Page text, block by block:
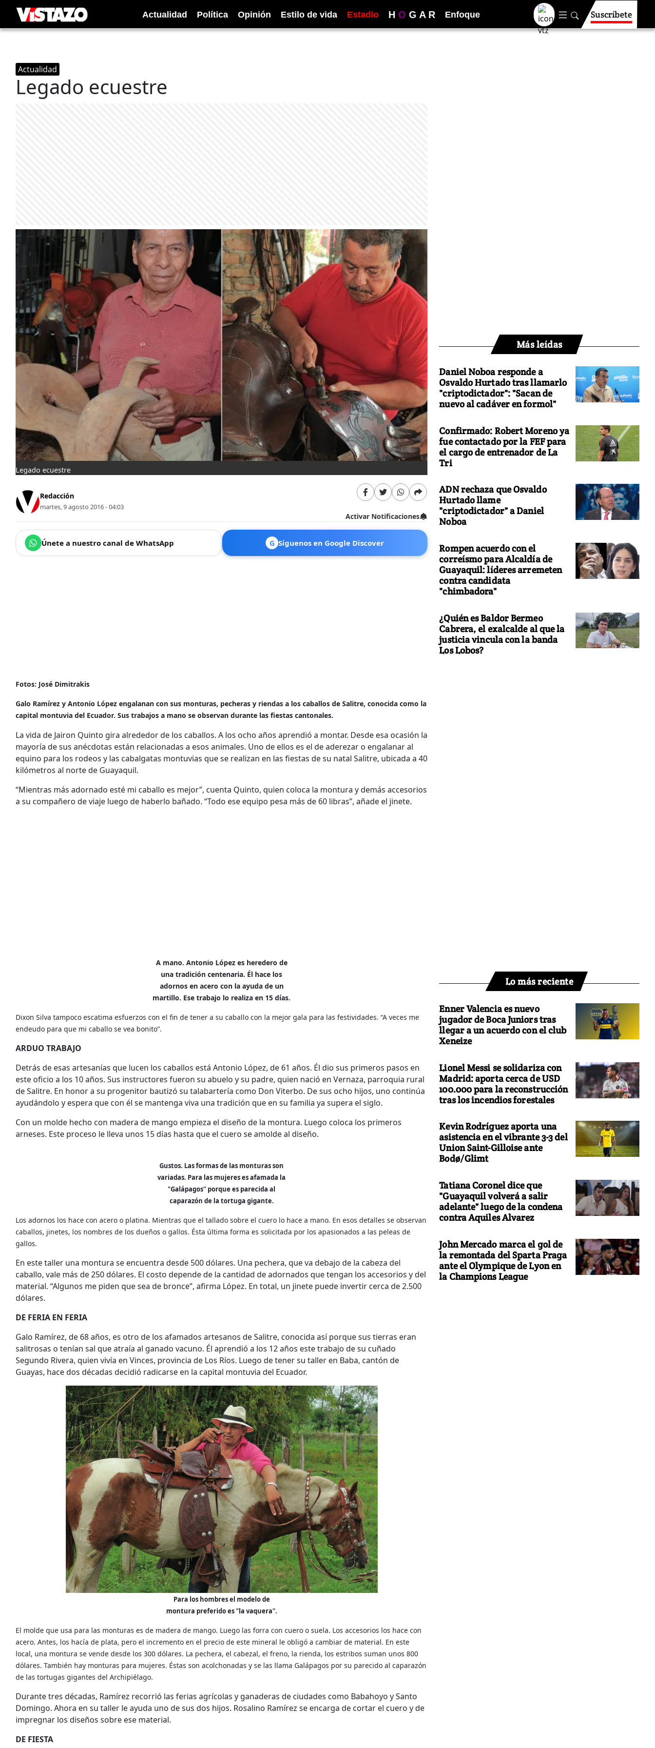
Actualidad Política Opinión Estilo de vida Estadio H O G A R Enfoque Suscríbete
Actualidad
Legado ecuestre
Legado ecuestre
Redacción
martes, 9 agosto 2016 - 04:03
Activar Notificaciones
Únete a nuestro canal de WhatsApp G Síguenos en Google Discover
Fotos: José Dimitrakis
Galo Ramírez y Antonio López engalanan con sus monturas, pecheras y riendas a los caballos de Salitre, conocida como la
capital montuvia del Ecuador. Sus trabajos a mano se observan durante las fiestas cantonales.
La vida de Jairon Quinto gira alrededor de los caballos. A los ocho años aprendió a montar. Desde esa ocasión la
mayoría de sus anécdotas están relacionadas a esos animales. Uno de ellos es el de aderezar o engalanar al
equino para los rodeos y las cabalgatas montuvias que se realizan en las fiestas de su natal Salitre, ubicada a 40
kilómetros al norte de Guayaquil.
“Mientras más adornado esté mi caballo es mejor”, cuenta Quinto, quien coloca la montura y demás accesorios
a su compañero de viaje luego de haberlo bañado. “Todo ese equipo pesa más de 60 libras”, añade el jinete.
A mano. Antonio López es heredero de
una tradición centenaria. Él hace los
adornos en acero con la ayuda de un
martillo. Ese trabajo lo realiza en 15 días.
Dixon Silva tampoco escatima esfuerzos con el fin de tener a su caballo con la mejor gala para las festividades. “A veces me
endeudo para que mi caballo se vea bonito”.
ARDUO TRABAJO
Detrás de esas artesanías que lucen los caballos está Antonio López, de 61 años. Él dio sus primeros pasos en
este oficio a los 10 años. Sus instructores fueron su abuelo y su padre, quien nació en Vernaza, parroquia rural
de Salitre. En honor a su progenitor bautizó su talabartería como Don Viterbo. De sus ocho hijos, uno continúa
ayudándolo y espera que con él se mantenga viva una tradición que en su familia ya supera el siglo.
Con un molde hecho con madera de mango empieza el diseño de la montura. Luego coloca los primeros
arneses. Este proceso le lleva unos 15 días hasta que el cuero se amolde al diseño.
Gustos. Las formas de las monturas son
variadas. Para las mujeres es afamada la
"Galápagos" porque es parecida al
caparazón de la tortuga gigante.
Los adornos los hace con acero o platina. Mientras que el tallado sobre el cuero lo hace a mano. En esos detalles se observan
caballos, jinetes, los nombres de los dueños o gallos. Ésta última forma es solicitada por los apasionados a las peleas de
gallos.
En este taller una montura se encuentra desde 500 dólares. Una pechera, que va debajo de la cabeza del
caballo, vale más de 250 dólares. El costo depende de la cantidad de adornados que tengan los accesorios y del
material. “Algunos me piden que sea de bronce”, afirma López. En total, un jinete puede invertir cerca de 2.500
dólares.
DE FERIA EN FERIA
Galo Ramírez, de 68 años, es otro de los afamados artesanos de Salitre, conocida así porque sus tierras eran
salitrosas o tenían sal que atraía al ganado vacuno. Él aprendió a los 12 años este trabajo de su cuñado
Segundo Rivera, quien vivía en Vinces, provincia de Los Ríos. Luego de tener su taller en Baba, cantón de
Guayas, hace dos décadas decidió radicarse en la capital montuvia del Ecuador.
Para los hombres el modelo de
montura preferido es "la vaquera".
El molde que usa para las monturas es de madera de mango. Luego las forra con cuero o suela. Los accesorios los hace con
acero. Antes, los hacía de plata, pero el incremento en el precio de este mineral le obligó a cambiar de material. En este
local, una montura se vende desde los 300 dólares. La pechera, el cabezal, el freno, la rienda, los estribos suman unos 800
dólares. También hay monturas para mujeres. Éstas son acolchonadas y se las llama Galápagos por su parecido al caparazón
de las tortugas gigantes del Archipiélago.
Durante tres décadas, Ramírez recorrió las ferias agrícolas y ganaderas de ciudades como Babahoyo y Santo
Domingo. Ahora en su taller le ayuda uno de sus dos hijos. Rosalino Ramírez se encarga de cortar el cuero y de
impregnar los diseños sobre ese material.
DE FIESTA
Más leídas
Daniel Noboa responde a
Osvaldo Hurtado tras llamarlo
"criptodictador": "Sacan de
nuevo al cadáver en formol"
Confirmado: Robert Moreno ya
fue contactado por la FEF para
el cargo de entrenador de La
Tri
ADN rechaza que Osvaldo
Hurtado llame
"criptodictador" a Daniel
Noboa
Rompen acuerdo con el
correísmo para Alcaldía de
Guayaquil: líderes arremeten
contra candidata
"chimbadora"
¿Quién es Baldor Bermeo
Cabrera, el exalcalde al que la
justicia vincula con la banda
Los Lobos?
Lo más reciente
Enner Valencia es nuevo
jugador de Boca Juniors tras
llegar a un acuerdo con el club
Xeneize
Lionel Messi se solidariza con
Madrid: aporta cerca de USD
100.000 para la reconstrucción
tras los incendios forestales
Kevin Rodríguez aporta una
asistencia en el vibrante 3-3 del
Union Saint-Gilloise ante
Bodø/Glimt
Tatiana Coronel dice que
"Guayaquil volverá a salir
adelante" luego de la condena
contra Aquiles Alvarez
John Mercado marca el gol de
la remontada del Sparta Praga
ante el Olympique de Lyon en
la Champions League